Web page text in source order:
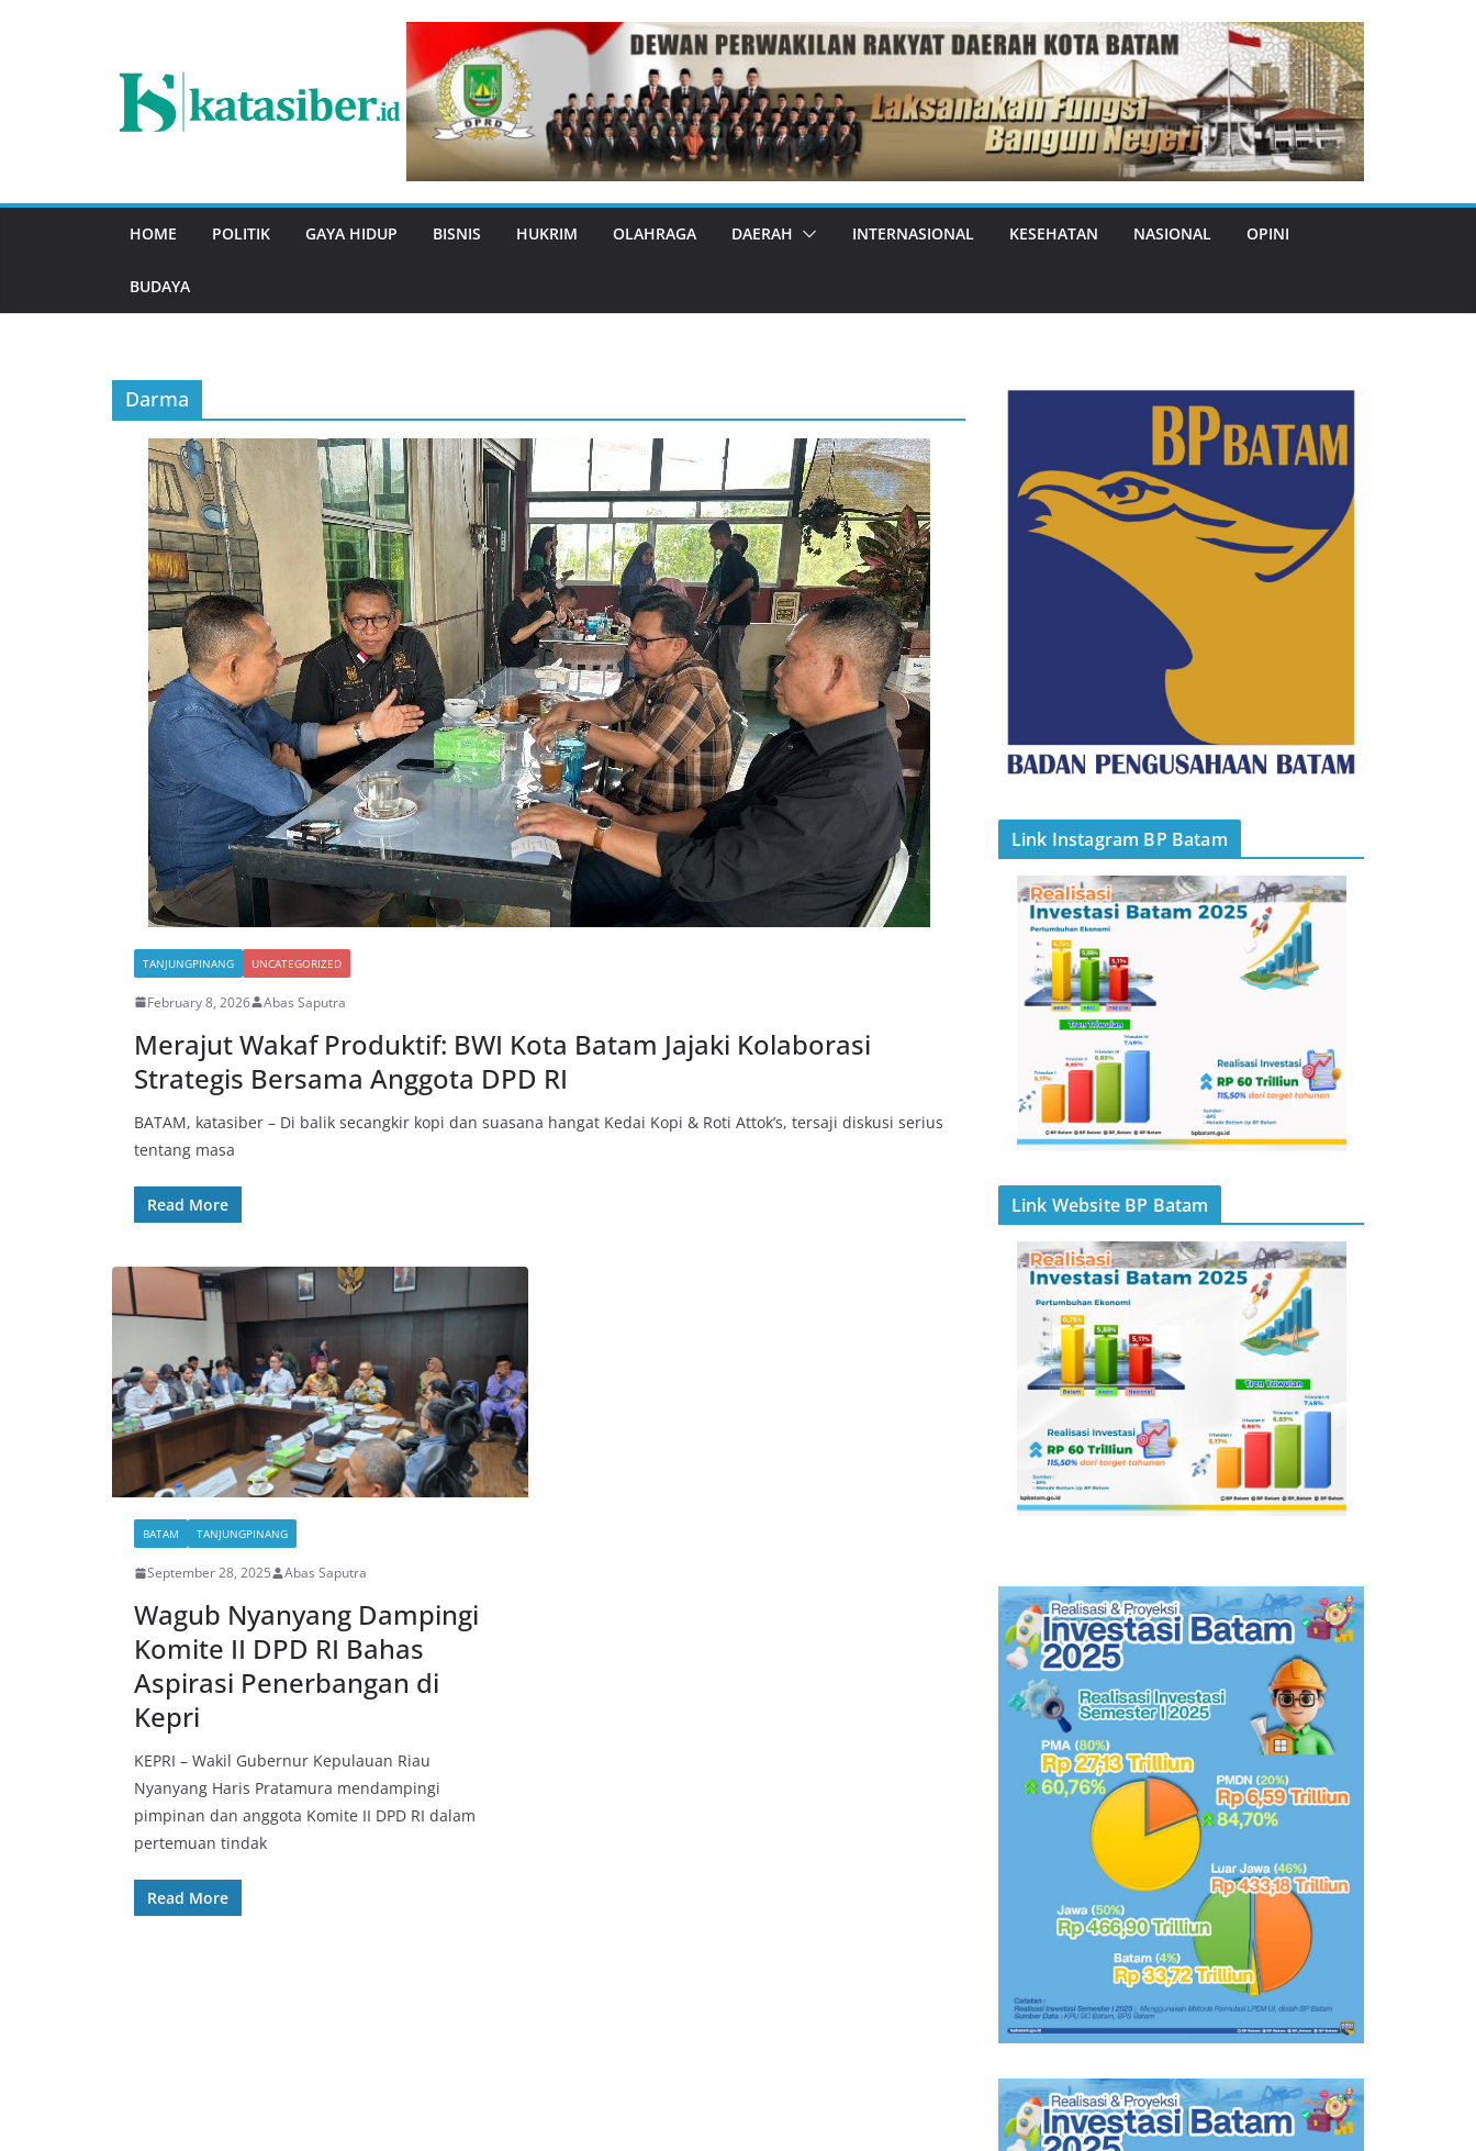
HOME POLITIK GAYA HIDUP BISNIS HUKRIM OLAHRAGA DAERAH INTERNASIONAL KESEHATAN NASIONAL OPINI
BUDAYA
Darma
TANJUNGPINANG UNCATEGORIZED
February 8, 2026 Abas Saputra
Merajut Wakaf Produktif: BWI Kota Batam Jajaki Kolaborasi
Strategis Bersama Anggota DPD RI
BATAM, katasiber – Di balik secangkir kopi dan suasana hangat Kedai Kopi & Roti Attok’s, tersaji diskusi serius
tentang masa
Read More
BATAM TANJUNGPINANG
September 28, 2025 Abas Saputra
Wagub Nyanyang Dampingi
Komite II DPD RI Bahas
Aspirasi Penerbangan di
Kepri
KEPRI – Wakil Gubernur Kepulauan Riau
Nyanyang Haris Pratamura mendampingi
pimpinan dan anggota Komite II DPD RI dalam
pertemuan tindak
Read More
Link Instagram BP Batam
Link Website BP Batam